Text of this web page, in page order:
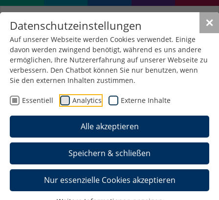
✕
Datenschutzeinstellungen
Auf unserer Webseite werden Cookies verwendet. Einige
davon werden zwingend benötigt, während es uns andere
ermöglichen, Ihre Nutzererfahrung auf unserer Webseite zu
verbessern. Den Chatbot können Sie nur benutzen, wenn
Sie den externen Inhalten zustimmen.
Essentiell Analytics Externe Inhalte
Alle akzeptieren
Speichern & schließen
Nur essenzielle Cookies akzeptieren
Gefördert durch den Freistaat Thüringen aus
Mitteln des Europäischen Sozialfonds Plus